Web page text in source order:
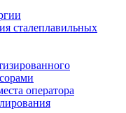
сталеплавильных
оператора